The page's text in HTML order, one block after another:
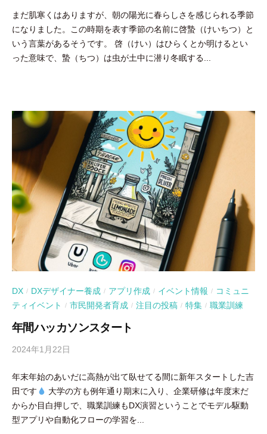
吉
田
豪
まだ肌寒くはありますが、朝の陽光に春らしさを感じられる季節
になりました。この時期を表す季節の名前に啓蟄（けいちつ）と
いう言葉があるそうです。 啓（けい）はひらくとか明けるとい
った意味で、蟄（ちつ）は虫が土中に潜り冬眠する...
DX / DXデザイナー養成 / アプリ作成 / イベント情報 / コミュニ
ティイベント
/ 市民開発者育成 / 注目の投稿 / 特集 / 職業訓練
年間ハッカソンスタート
2024年1月22日
吉
田
豪
年末年始のあいだに高熱が出て臥せてる間に新年スタートした吉
田です
大学の方も例年通り期末に入り、企業研修は年度末だ
からか目白押しで、職業訓練もDX演習ということでモデル駆動
型アプリや自動化フローの学習を...